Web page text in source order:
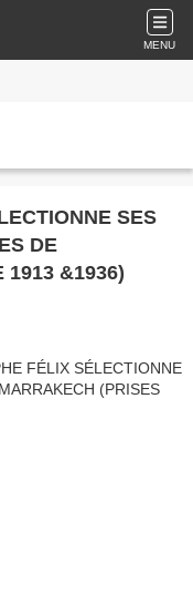
MENU
SES
DE
1913 &1936)